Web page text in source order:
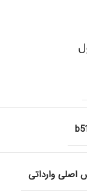
اصلی وارداتی